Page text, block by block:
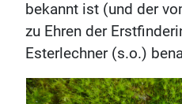
bekannt ist (und der
zu Ehren der
Esterlechner (s.o.)